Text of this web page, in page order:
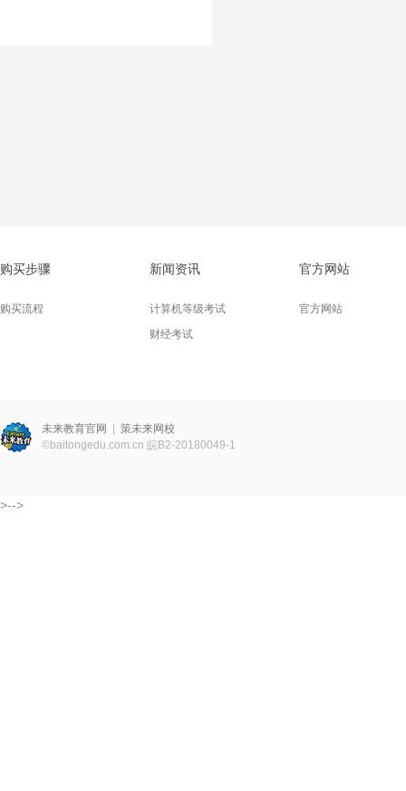
购买步骤
购买流程
新闻资讯
计算机等级考试
财经考试
官方网站
官方网站
未来教育官网
策未来网校
©baitongedu.com.cn 皖B2-20180049-1
>-->